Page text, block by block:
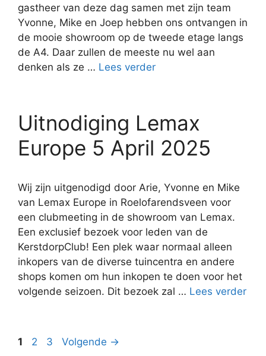
gastheer van deze dag samen met zijn team
Yvonne, Mike en Joep hebben ons ontvangen in
de mooie showroom op de tweede etage langs
de A4. Daar zullen de meeste nu wel aan
denken als ze … Lees verder
Uitnodiging Lemax
Europe 5 April 2025
Wij zijn uitgenodigd door Arie, Yvonne en Mike
van Lemax Europe in Roelofarendsveen voor
een clubmeeting in de showroom van Lemax.
Een exclusief bezoek voor leden van de
KerstdorpClub! Een plek waar normaal alleen
inkopers van de diverse tuincentra en andere
shops komen om hun inkopen te doen voor het
volgende seizoen. Dit bezoek zal … Lees verder
Pagina
1 Pagina
2 Pagina
3 Volgende →